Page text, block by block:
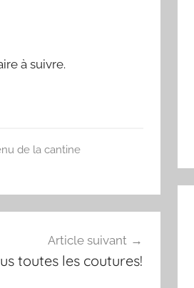
à suivre.
de la cantine
Article suivant
toutes les coutures!